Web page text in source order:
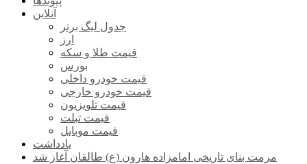
آنلاین
جدول لیگ برتر
ارز
قیمت طلا و سکه
بورس
قیمت خودرو داخلی
قیمت خودرو خارجی
قیمت تلویزیون
قیمت تبلت
قیمت موبایل
یادداشت
مرمت بنای تاریخی امامزاده هارون (ع) طالقان آغاز شد